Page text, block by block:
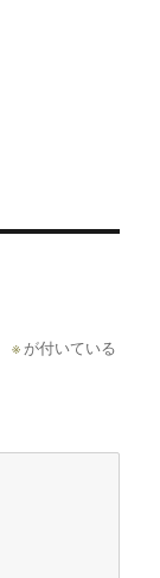
※ が付いている